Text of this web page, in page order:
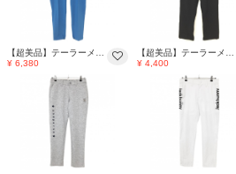
【超美品】テーラーメイド パンツ ブルー 裾ジップ ストレッチ メンズ O ゴルフウェア TaylorMade
¥ 6,380
【超美品】テーラーメイド レインパンツ 黒 ロゴプリント 裾ドローコード ウエスト調整紐 メンズ M ゴルフウェア TaylorMade
¥ 4,400